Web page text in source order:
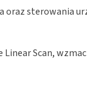
sterowania
Scan,